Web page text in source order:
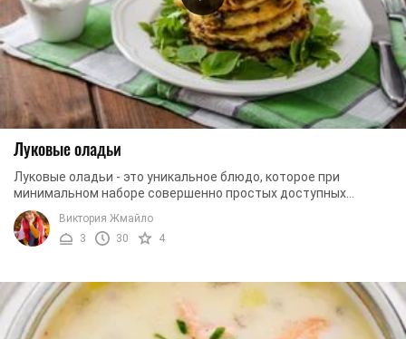
Луковые оладьи
Луковые оладьи - это уникальное блюдо, которое при
минимальном наборе совершенно простых доступных
продуктов удивит вас своим неповторимым вкусом. ...
Виктория Жмайло
3
30 4